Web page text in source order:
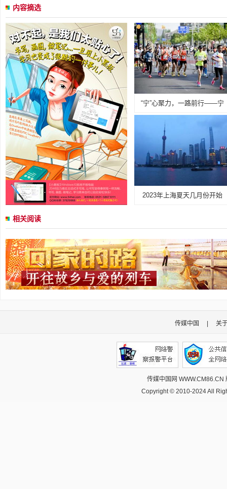
内容摘选
“宁”心聚力，一路前行——宁
2023年上海夏天几月份开始
相关阅读
传媒中国 关
传媒中国网
Copyright © 2010-2024 All